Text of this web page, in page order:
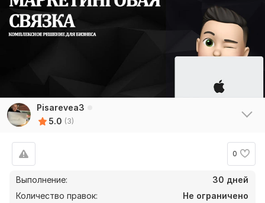
Pisarevea3
5.0 (3)
0
Выполнение:
30 дней
Количество правок:
Не ограничено